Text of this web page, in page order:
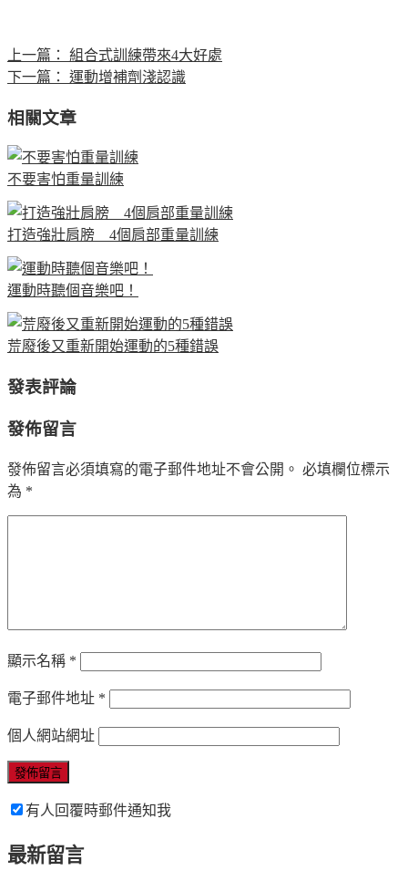
上一篇：
組合式訓練帶來4大好處
下一篇：
運動增補劑淺認識
相關文章
不要害怕重量訓練
打造強壯肩膀 4個肩部重量訓練
運動時聽個音樂吧！
荒廢後又重新開始運動的5種錯誤
發表評論
發佈留言
發佈留言必須填寫的電子郵件地址不會公開。 必填欄位標示
為 *
顯示名稱 *
電子郵件地址 *
個人網站網址
有人回覆時郵件通知我
最新留言